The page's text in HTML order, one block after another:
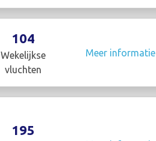
104
Wekelijkse
vluchten
Meer informatie
195